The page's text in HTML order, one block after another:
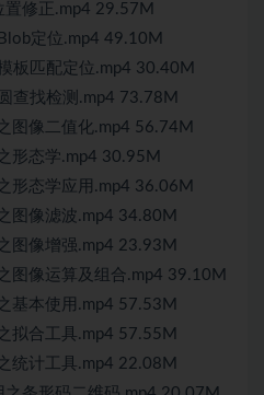
修正.mp4 29.57M
定位.mp4 49.10M
板匹配定位.mp4 30.40M
查找检测.mp4 73.78M
图像二值化.mp4 56.74M
形态学.mp4 30.95M
形态学应用.mp4 36.06M
图像滤波.mp4 34.80M
图像增强.mp4 23.93M
图像运算及组合.mp4 39.10M
基本使用.mp4 57.53M
拟合工具.mp4 57.55M
统计工具.mp4 22.08M